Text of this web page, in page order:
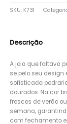
SKU: K731
Descrição
A joia que faltava
se pelo seu
sofisticada
dourados. Na cor
frescos de verão
semana,
com fechamento